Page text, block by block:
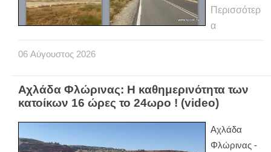
Περισσότερ
α
06 Αύγουστος 2026
Αχλάδα Φλώρινας: Η καθημερινότητα των
κατοίκων 16 ώρες το 24ωρο ! (video)
Αχλάδα
Φλώρινας -